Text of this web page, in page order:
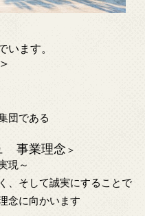
います。
である
事業理念 ＞
現～
、そして誠実にすることで
念に向かいます